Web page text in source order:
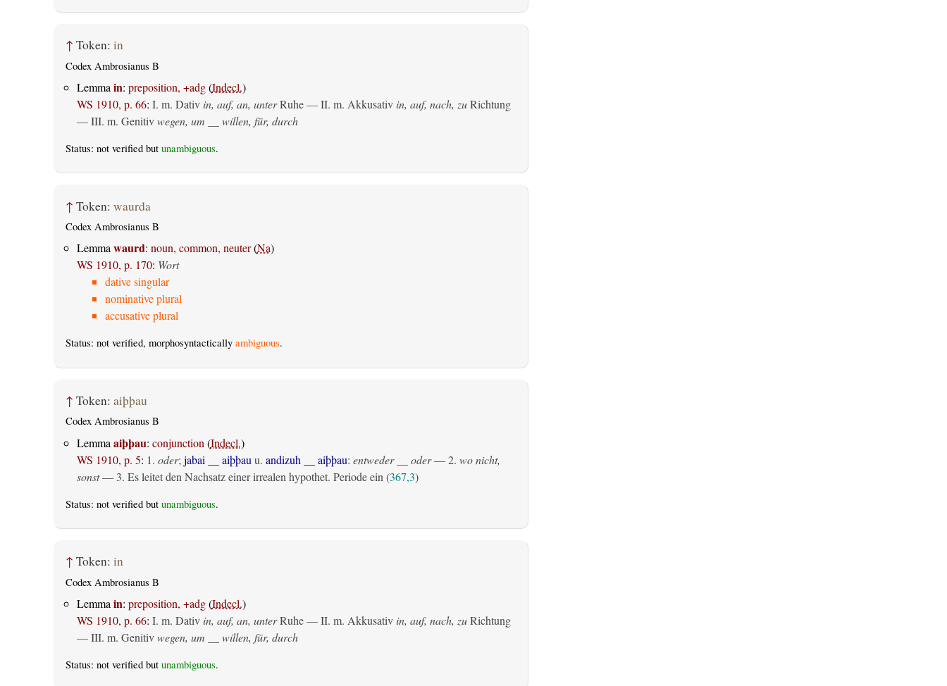
↑ Token: in
Codex Ambrosianus B
Lemma in: preposition, +adg(Indecl.)
WS 1910, p. 66: I. m. Dativ in, auf, an, unterRuhe — II. m. Akkusativ in, auf, nach, zuRichtung
— III. m. Genitiv wegen, um __ willen, für, durch
Status: not verified but unambiguous.
↑ Token: waurda
Codex Ambrosianus B
Lemmawaurd: noun, common, neuter(Na)
WS 1910, p. 170: Wort
dative singular
nominative plural
accusative plural
Status: not verified, morphosyntactically ambiguous.
↑ Token: aiþþau
Codex Ambrosianus B
Lemma aiþþau: conjunction (Indecl.)
WS 1910, p. 5: 1. oder; jabai __ aiþþau u. andizuh __ aiþþau: entweder __ oder— 2. wo nicht,
sonst— 3. Es leitet den Nachsatz einer irrealen hypothet. Periode ein (367,3)
Status: not verified but unambiguous.
↑ Token: in
Codex Ambrosianus B
Lemma in: preposition, +adg(Indecl.)
WS 1910, p. 66: I. m. Dativ in, auf, an, unterRuhe — II. m. Akkusativ in, auf, nach, zuRichtung
— III. m. Genitiv wegen, um __ willen, für, durch
Status: not verified but unambiguous.